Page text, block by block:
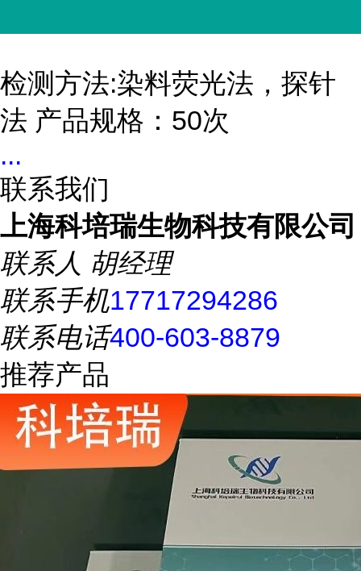
检测方法:染料荧光法，探针
法 产品规格：50次
...
联系我们
上海科培瑞生物科技有限公司
联系人 胡经理
联系手机17717294286
联系电话400-603-8879
推荐产品